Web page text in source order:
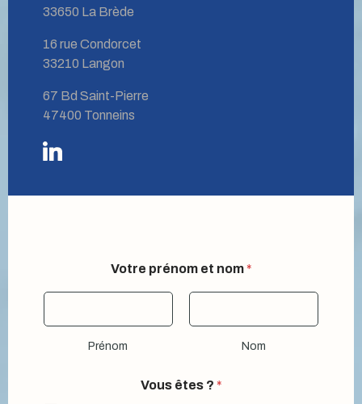
33650 La Brède
16 rue Condorcet
33210 Langon
67 Bd Saint-Pierre
47400 Tonneins
Votre prénom et nom *
Prénom Nom
ê
Vous êtes ? *